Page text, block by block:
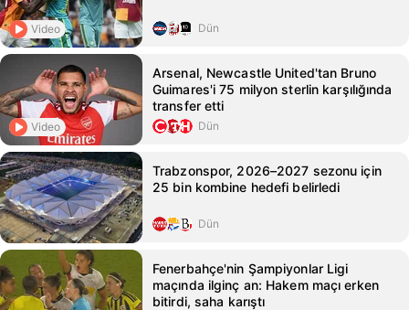
Video Dün
Video
Arsenal, Newcastle United'tan Bruno
Guimares'i 75 milyon sterlin karşılığında
transfer etti
Dün
Trabzonspor, 2026–2027 sezonu için
25 bin kombine hedefi belirledi
Dün
Fenerbahçe'nin Şampiyonlar Ligi
maçında ilginç an: Hakem maçı erken
bitirdi, saha karıştı